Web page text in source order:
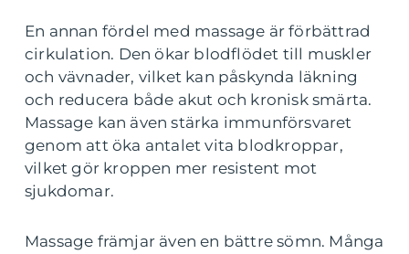
En annan fördel med massage är förbättrad
cirkulation. Den ökar blodflödet till muskler
och vävnader, vilket kan påskynda läkning
och reducera både akut och kronisk smärta.
Massage kan även stärka immunförsvaret
genom att öka antalet vita blodkroppar,
vilket gör kroppen mer resistent mot
sjukdomar.
Massage främjar även en bättre sömn. Många